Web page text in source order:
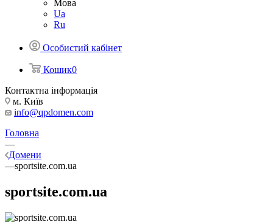
Мова
Ua
Ru
Особистий кабінет
Кошик0
Контактна інформація
м. Київ
info@qpdomen.com
Головна
—
Домени
—sportsite.com.ua
sportsite.com.ua